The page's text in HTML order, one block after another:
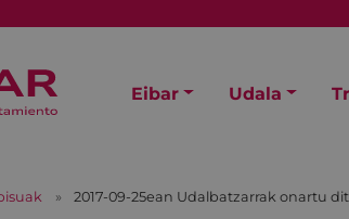
Eibar Udala
2017-09-25ean Udalbatzarrak onartu